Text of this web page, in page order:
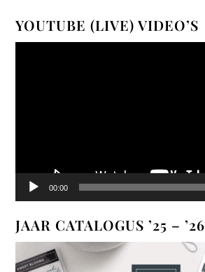
YOUTUBE (LIVE) VIDEO’S
00:00
JAAR CATALOGUS ’25 – ’26